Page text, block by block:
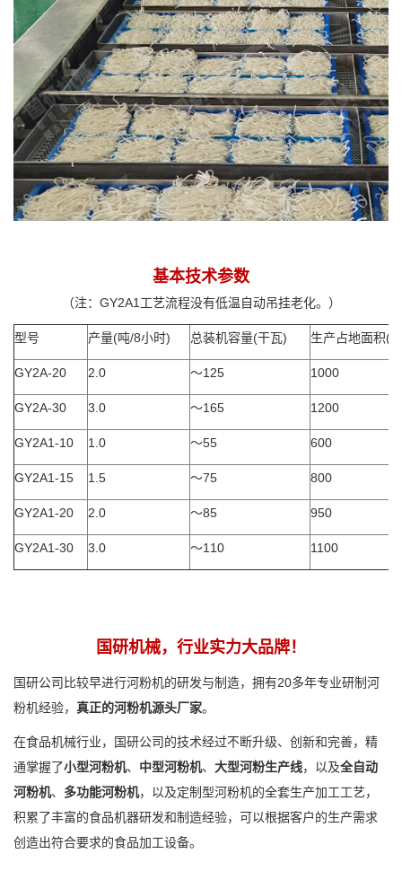
基本技术参数
（注：GY2A1工艺流程没有低温自动吊挂老化。）
型号 产量(吨/8小时) 总装机容量(干瓦) 生产占地面积
GY2A-20 2.0 ～125 1000
GY2A-30 3.0 ～165 1200
GY2A1-10 1.0 ～55 600
GY2A1-15 1.5 ～75 800
GY2A1-20 2.0 ～85 950
GY2A1-30 3.0 ～110 1100
国研机械，行业实力大品牌！
国研公司比较早进行河粉机的研发与制造，拥有20多年专业研制河
粉机经验， 真正的河粉机源头厂家。
在食品机械行业，国研公司的技术经过不断升级、创新和完善，精
通掌握了小型河粉机、 中型河粉机、 大型河粉生产线，以及全自动
河粉机、 多功能河粉机，以及定制型河粉机的全套生产加工工艺，
积累了丰富的食品机器研发和制造经验，可以根据客户的生产需求
创造出符合要求的食品加工设备。